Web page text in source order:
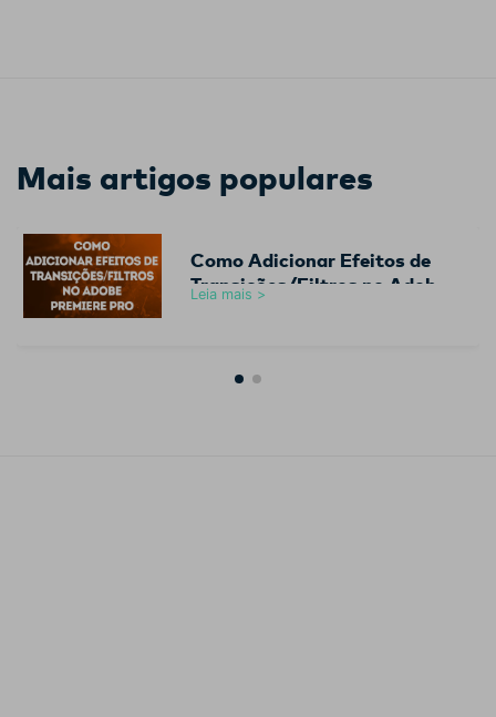
Mais artigos populares
Como Adicionar Efeitos de
Transições/Filtros no Adobe
Leia mais >